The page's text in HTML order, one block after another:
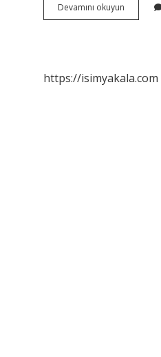
Devamını okuyun Ericsson
Neyi
https://isimyakala.com